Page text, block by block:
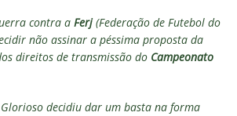
contra a Ferj(Federação de Futebol do
não assinar a péssima proposta da
direitos de transmissão do Campeonato
decidiu dar um basta na forma